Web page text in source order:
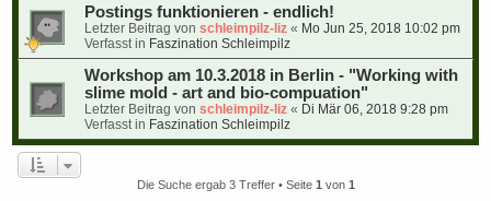
Postings funktionieren - endlich!
Letzter Beitrag von schleimpilz-liz « Mo Jun 25, 2018 10:02 pm
Verfasst in Faszination Schleimpilz
Workshop am 10.3.2018 in Berlin - "Working with
slime mold - art and bio-compuation"
Letzter Beitrag von schleimpilz-liz « Di Mär 06, 2018 9:28 pm
Verfasst in Faszination Schleimpilz
Die Suche ergab 3 Treffer • Seite 1von 1